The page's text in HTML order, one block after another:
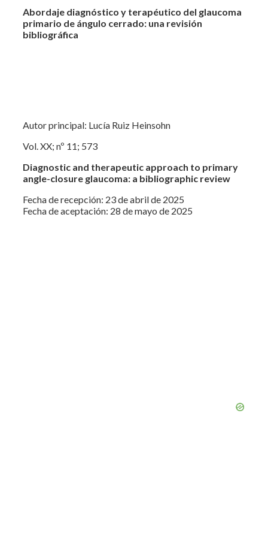
Abordaje diagnóstico y terapéutico del glaucoma
primario de ángulo cerrado: una revisión
bibliográfica
Autor principal: Lucía Ruiz Heinsohn
Vol. XX; nº 11; 573
Diagnostic and therapeutic approach to primary
angle-closure glaucoma: a bibliographic review
Fecha de recepción: 23 de abril de 2025
Fecha de aceptación: 28 de mayo de 2025